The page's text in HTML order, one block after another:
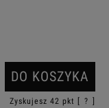
DO KOSZYKA
Zyskujesz 42 pkt [ ?